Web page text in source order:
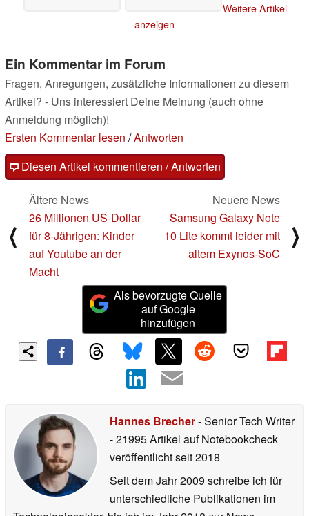
Weitere Artikel
anzeigen
Ein Kommentar im Forum
Fragen, Anregungen, zusätzliche Informationen zu diesem
Artikel? - Uns interessiert Deine Meinung (auch ohne
Anmeldung möglich)!
Ersten Kommentar lesen /Antworten
Diesen Artikel kommentieren / Antworten
⟨
Ältere News
26 Millionen US-Dollar
für 8-Jährigen: Kinder
auf Youtube an der
Macht
Neuere News
Samsung Galaxy Note
10 Lite kommt leider mit
altem Exynos-SoC
⟩
Als bevorzugte Quelle
auf Google
hinzufügen
Hannes Brecher- Senior Tech Writer
- 21995 Artikel auf Notebookcheck
veröffentlichtseit 2018
Seit dem Jahr 2009 schreibe ich für
unterschiedliche Publikationen im